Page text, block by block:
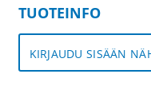
TUOTEINFO
KIRJAUDU SISÄÄN